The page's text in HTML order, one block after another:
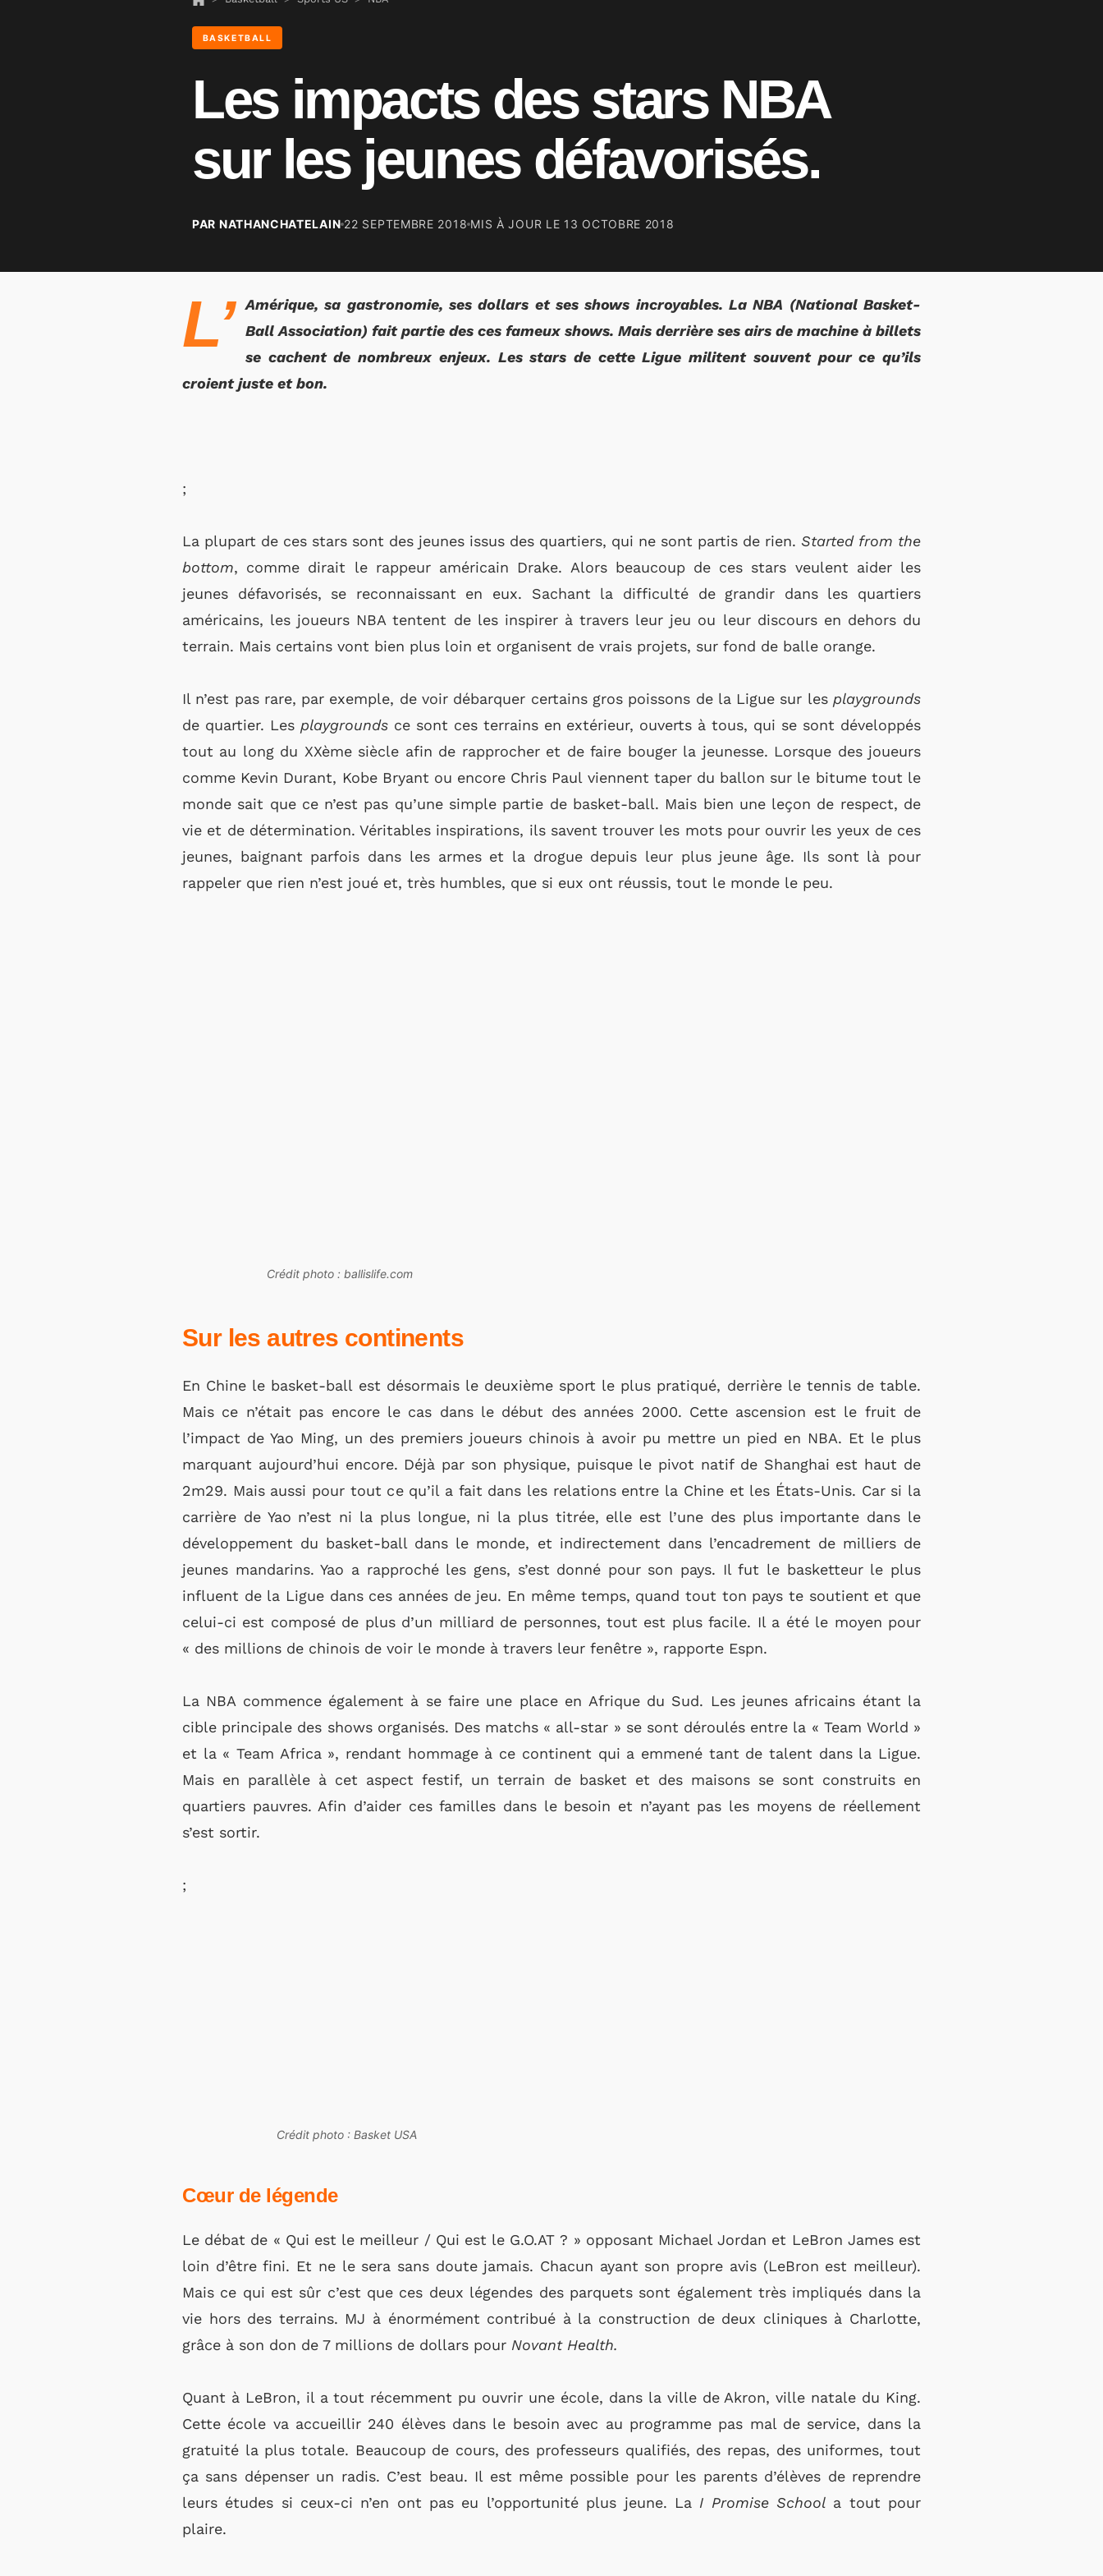
BASKETBALL
Les impacts des stars NBA
sur les jeunes défavorisés.
PAR NATHANCHATELAIN 22 SEPTEMBRE 2018 MIS À JOUR LE 13 OCTOBRE 2018
L’ Amérique, sa gastronomie, ses dollars et ses shows incroyables. La NBA (National Basket-
Ball Association) fait partie des ces fameux shows. Mais derrière ses airs de machine à billets
se cachent de nombreux enjeux. Les stars de cette Ligue militent souvent pour ce qu’ils
croient juste et bon.
;
La plupart de ces stars sont des jeunes issus des quartiers, qui ne sont partis de rien. Started from the
bottom, comme dirait le rappeur américain Drake. Alors beaucoup de ces stars veulent aider les
jeunes défavorisés, se reconnaissant en eux. Sachant la difficulté de grandir dans les quartiers
américains, les joueurs NBA tentent de les inspirer à travers leur jeu ou leur discours en dehors du
terrain. Mais certains vont bien plus loin et organisent de vrais projets, sur fond de balle orange.
Il n’est pas rare, par exemple, de voir débarquer certains gros poissons de la Ligue sur les playgrounds
de quartier. Les playgrounds ce sont ces terrains en extérieur, ouverts à tous, qui se sont développés
tout au long du XXème siècle afin de rapprocher et de faire bouger la jeunesse. Lorsque des joueurs
comme Kevin Durant, Kobe Bryant ou encore Chris Paul viennent taper du ballon sur le bitume tout le
monde sait que ce n’est pas qu’une simple partie de basket-ball. Mais bien une leçon de respect, de
vie et de détermination. Véritables inspirations, ils savent trouver les mots pour ouvrir les yeux de ces
jeunes, baignant parfois dans les armes et la drogue depuis leur plus jeune âge. Ils sont là pour
rappeler que rien n’est joué et, très humbles, que si eux ont réussis, tout le monde le peu.
Crédit photo : ballislife.com
Sur les autres continents
En Chine le basket-ball est désormais le deuxième sport le plus pratiqué, derrière le tennis de table.
Mais ce n’était pas encore le cas dans le début des années 2000. Cette ascension est le fruit de
l’impact de Yao Ming, un des premiers joueurs chinois à avoir pu mettre un pied en NBA. Et le plus
marquant aujourd’hui encore. Déjà par son physique, puisque le pivot natif de Shanghai est haut de
2m29. Mais aussi pour tout ce qu’il a fait dans les relations entre la Chine et les États-Unis. Car si la
carrière de Yao n’est ni la plus longue, ni la plus titrée, elle est l’une des plus importante dans le
développement du basket-ball dans le monde, et indirectement dans l’encadrement de milliers de
jeunes mandarins. Yao a rapproché les gens, s’est donné pour son pays. Il fut le basketteur le plus
influent de la Ligue dans ces années de jeu. En même temps, quand tout ton pays te soutient et que
celui-ci est composé de plus d’un milliard de personnes, tout est plus facile. Il a été le moyen pour
« des millions de chinois de voir le monde à travers leur fenêtre », rapporte Espn.
La NBA commence également à se faire une place en Afrique du Sud. Les jeunes africains étant la
cible principale des shows organisés. Des matchs « all-star » se sont déroulés entre la « Team World »
et la « Team Africa », rendant hommage à ce continent qui a emmené tant de talent dans la Ligue.
Mais en parallèle à cet aspect festif, un terrain de basket et des maisons se sont construits en
quartiers pauvres. Afin d’aider ces familles dans le besoin et n’ayant pas les moyens de réellement
s’est sortir.
;
Crédit photo : Basket USA
Cœur de légende
Le débat de « Qui est le meilleur / Qui est le G.O.AT ? » opposant Michael Jordan et LeBron James est
loin d’être fini. Et ne le sera sans doute jamais. Chacun ayant son propre avis (LeBron est meilleur).
Mais ce qui est sûr c’est que ces deux légendes des parquets sont également très impliqués dans la
vie hors des terrains. MJ à énormément contribué à la construction de deux cliniques à Charlotte,
grâce à son don de 7 millions de dollars pour Novant Health.
Quant à LeBron, il a tout récemment pu ouvrir une école, dans la ville de Akron, ville natale du King.
Cette école va accueillir 240 élèves dans le besoin avec au programme pas mal de service, dans la
gratuité la plus totale. Beaucoup de cours, des professeurs qualifiés, des repas, des uniformes, tout
ça sans dépenser un radis. C’est beau. Il est même possible pour les parents d’élèves de reprendre
leurs études si ceux-ci n’en ont pas eu l’opportunité plus jeune. La I Promise Schoola tout pour
plaire.